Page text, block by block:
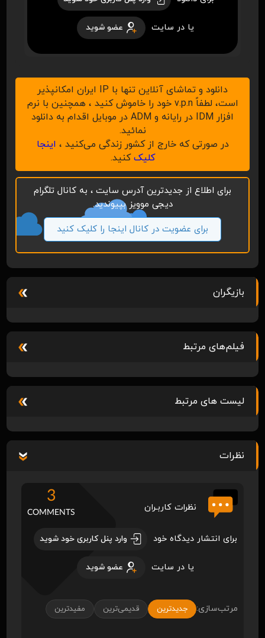
یا در سایت عضو شوید
دانلود و تماشای آنلاین تنها با IP ایران امکانپذیر
است، لطفاً v.p.n خود را خاموش کنید ، همچنین با نرم
افزار IDM در رایانه و ADM در موبایل اقدام به دانلود
نمائید.
در صورتی که خارج از کشور زندگی می‌کنید ، اینجا
کلیککنید.
برای اطلاع از جدیدترین آدرس سایت ، به کانال تلگرام
دیجی موویز بپیوندید.
برای عضویت در کانال اینجا را کلیک کنید
بازیگران
فیلم‌های مرتبط
لیست های مرتبط
نظرات
نظرات کاربـران
3
COMMENTS
برای انتشار دیدگاه خود وارد پنل کاربری خود شوید
یا در سایت عضو شوید
مرتب‌سازی: جدیدترین قدیمی‌ترین مفیدترین